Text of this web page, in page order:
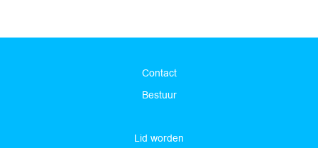
Contact
Bestuur
Lid worden